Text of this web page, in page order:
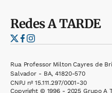
RedesA TARDE
Rua Professor Milton Cayres de
Salvador - BA, 41820-570
CNPJ nº 15.111.297/0001-30
Copyright © 1996 - 2025 Grupo A